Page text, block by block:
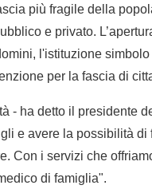
più fragile della
e privato.
l'istituzione
per la fascia di
- ha detto il presidente
e avere la possibilità
Con i servizi che
di famiglia".